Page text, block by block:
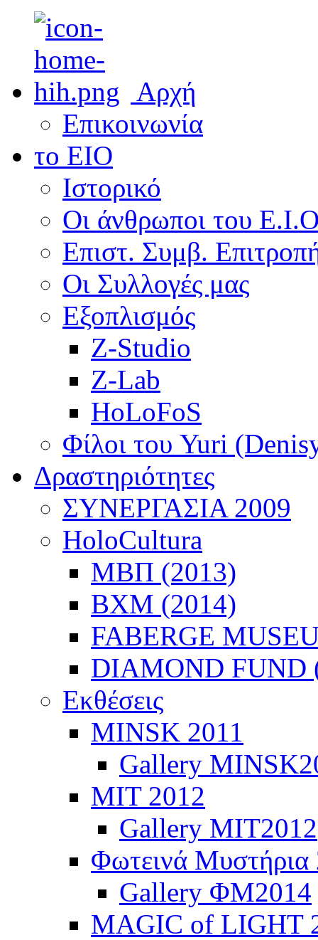
Αρχή
Επικοινωνία
το ΕΙΟ
Ιστορικό
Οι άνθρωποι του
Επιστ. Συμβ.
Οι Συλλογές μας
Εξοπλισμός
Z-Studio
Z-Lab
HoLoFoS
Φίλοι του Yuri
Δραστηριότητες
ΣΥΝΕΡΓΑΣΙΑ 2009
HoloCultura
ΜΒΠ (2013)
ΒΧΜ (2014)
FABERGE
DIAMOND FUND
Εκθέσεις
ΜINSK 2011
Gallery
ΜIT 2012
Gallery MIT2012
Φωτεινά Μυστήρια
Gallery ΦΜ2014
MAGIC of LIGHT